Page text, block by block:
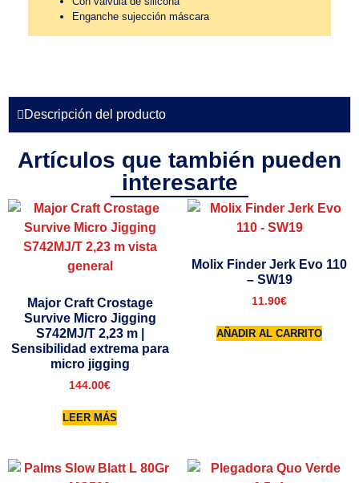
Enganche sujección máscara
Descripción del producto
Artículos que también pueden
interesarte
Major Craft Crostage
Survive Micro Jigging
S742MJ/T 2,23 m |
Sensibilidad extrema para
micro jigging
144.00€
LEER MÁS
Molix Finder Jerk Evo 110
– SW19
11.90€
AÑADIR AL CARRITO